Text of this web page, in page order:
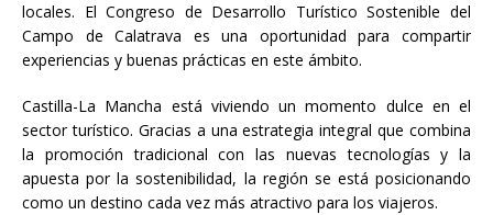
locales. El Congreso de Desarrollo Turístico Sostenible del
Campo de Calatrava es una oportunidad para compartir
experiencias y buenas prácticas en este ámbito.
Castilla-La Mancha está viviendo un momento dulce en el
sector turístico. Gracias a una estrategia integral que combina
la promoción tradicional con las nuevas tecnologías y la
apuesta por la sostenibilidad, la región se está posicionando
como un destino cada vez más atractivo para los viajeros.